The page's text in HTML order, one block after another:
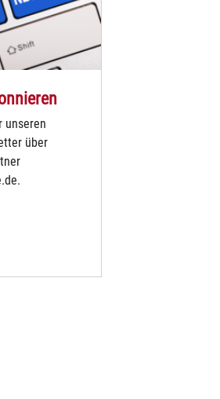
unseren
über